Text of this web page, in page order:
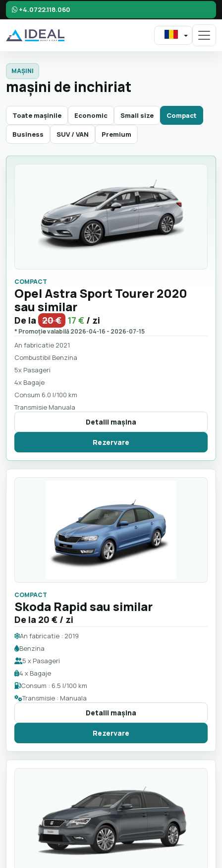
+4.0722.118.060
MAȘINI
maşini de inchiriat
Toate mașinile Economic Small size Compact
Business SUV / VAN Premium
COMPACT
Opel Astra Sport Tourer 2020
sau similar
De la 20 € 17 € / zi
* Promoție valabilă 2026-04-16 - 2026-07-15
An fabricatie 2021
Combustibil Benzina
5x Pasageri
4x Bagaje
Consum 6.0 l/100 km
Transmisie Manuala
Detalii maşina
Rezervare
COMPACT
Skoda Rapid sau similar
De la 20 € / zi
An fabricatie : 2019
Benzina
5 x Pasageri
4 x Bagaje
Consum : 6.5 l/100 km
Transmisie : Manuala
Detalii maşina
Rezervare